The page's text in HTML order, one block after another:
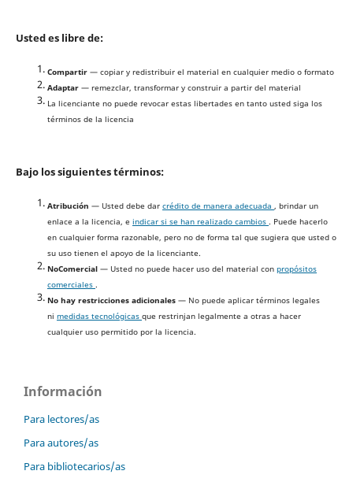
Usted es libre de:
Compartir — copiar y redistribuir el material en cualquier medio o formato
Adaptar — remezclar, transformar y construir a partir del material
La licenciante no puede revocar estas libertades en tanto usted siga los
términos de la licencia
Bajo los siguientes términos:
Atribución — Usted debe dar crédito de manera adecuada , brindar un
enlace a la licencia, e indicar si se han realizado cambios . Puede hacerlo
en cualquier forma razonable, pero no de forma tal que sugiera que usted o
su uso tienen el apoyo de la licenciante.
NoComercial — Usted no puede hacer uso del material con propósitos
comerciales .
No hay restricciones adicionales — No puede aplicar términos legales
ni medidas tecnológicas que restrinjan legalmente a otras a hacer
cualquier uso permitido por la licencia.
Información
Para lectores/as
Para autores/as
Para bibliotecarios/as